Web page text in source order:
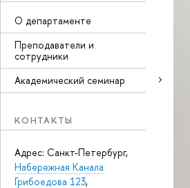
О департаменте
Преподаватели и
сотрудники
Академический семинар
КОНТАКТЫ
Адрес: Санкт-Петербург,
Набережная Канала
Грибоедова 123,